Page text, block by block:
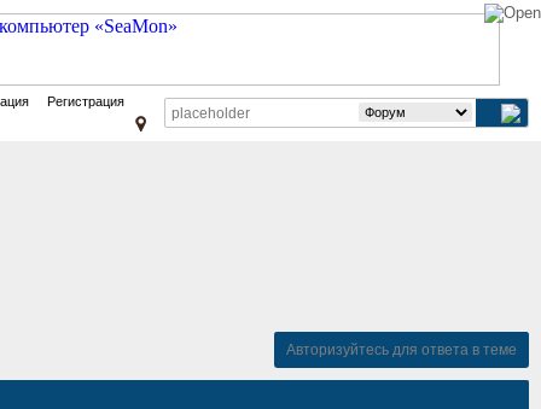
Регистрация
Авторизуйтесь для ответа в теме